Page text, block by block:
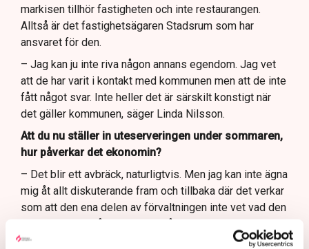
markisen tillhör fastigheten och inte restaurangen.
Alltså är det fastighetsägaren Stadsrum som har
ansvaret för den.
– Jag kan ju inte riva någon annans egendom. Jag vet
att de har varit i kontakt med kommunen men att de inte
fått något svar. Inte heller det är särskilt konstigt när
det gäller kommunen, säger Linda Nilsson.
Att du nu ställer in uteserveringen under sommaren,
hur påverkar det ekonomin?
– Det blir ett avbräck, naturligtvis. Men jag kan inte ägna
mig åt allt diskuterande fram och tillbaka där det verkar
som att den ena delen av förvaltningen inte vet vad den
andra gör. Och då sitter jag ändå med i
Samhällsplaneringsnämnden i kommunen där